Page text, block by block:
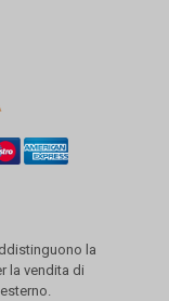
la
la vendita di